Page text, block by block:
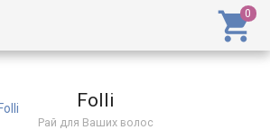
Folli
Рай для Ваших волос